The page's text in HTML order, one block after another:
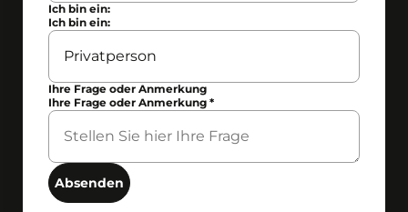
Ich bin ein:
Ich bin ein:
Ihre Frage oder Anmerkung
Ihre Frage oder Anmerkung*
Absenden